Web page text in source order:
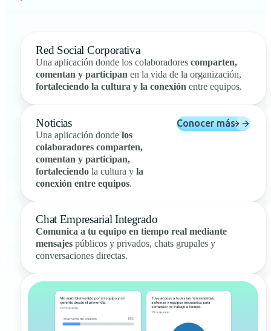
Red Social Corporativa
Una aplicación donde los colaboradorescomparten,
comentan y participan en la vida de la organización,
fortaleciendo la cultura y la conexión entre equipos.
Noticias
Una aplicación dondelos
colaboradores comparten,
comentan y participan,
fortaleciendo la cultura yla
conexión entre equipos.
Conocer más
Chat Empresarial Integrado
Comunica a tu equipo en tiempo real mediante
mensajes públicos y privados, chats grupales y
conversaciones directas.